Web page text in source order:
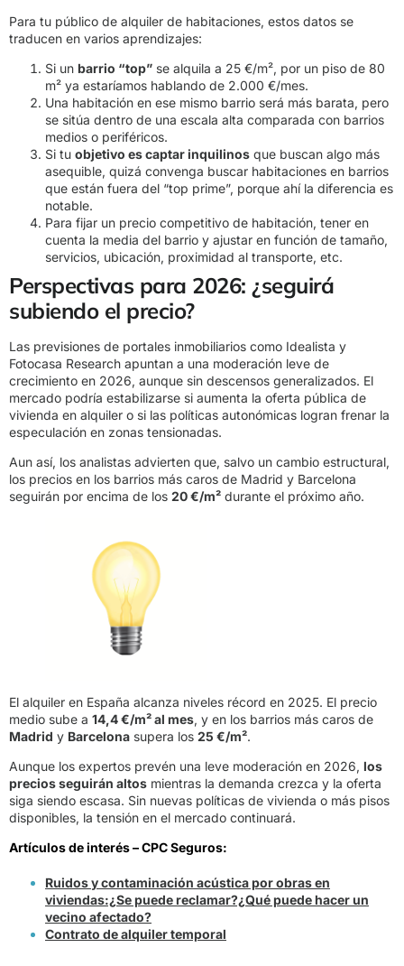
Para tu público de alquiler de habitaciones, estos datos se
traducen en varios aprendizajes:
Si un barrio “top” se alquila a 25 €/m², por un piso de 80
m² ya estaríamos hablando de 2.000 €/mes.
Una habitación en ese mismo barrio será más barata, pero
se sitúa dentro de una escala alta comparada con barrios
medios o periféricos.
Si tu objetivo es captar inquilinos que buscan algo más
asequible, quizá convenga buscar habitaciones en barrios
que están fuera del “top prime”, porque ahí la diferencia es
notable.
Para fijar un precio competitivo de habitación, tener en
cuenta la media del barrio y ajustar en función de tamaño,
servicios, ubicación, proximidad al transporte, etc.
Perspectivas para 2026: ¿seguirá
subiendo el precio?
Las previsiones de portales inmobiliarios como Idealista y
Fotocasa Research apuntan a una moderación leve de
crecimiento en 2026, aunque sin descensos generalizados. El
mercado podría estabilizarse si aumenta la oferta pública de
vivienda en alquiler o si las políticas autonómicas logran frenar la
especulación en zonas tensionadas.
Aun así, los analistas advierten que, salvo un cambio estructural,
los precios en los barrios más caros de Madrid y Barcelona
seguirán por encima de los 20 €/m² durante el próximo año.
El alquiler en España alcanza niveles récord en 2025. El precio
medio sube a 14,4 €/m² al mes, y en los barrios más caros de
Madrid y Barcelona supera los 25 €/m².
Aunque los expertos prevén una leve moderación en 2026, los
precios seguirán altos mientras la demanda crezca y la oferta
siga siendo escasa. Sin nuevas políticas de vivienda o más pisos
disponibles, la tensión en el mercado continuará.
Artículos de interés – CPC Seguros:
Ruidos y contaminación acústica por obras en
viviendas:¿Se puede reclamar?¿Qué puede hacer un
vecino afectado?
Contrato de alquiler temporal